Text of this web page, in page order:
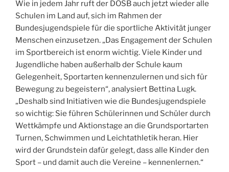
Wie in jedem Jahr ruft der DOSB auch jetzt wieder alle
Schulen im Land auf, sich im Rahmen der
Bundesjugendspiele für die sportliche Aktivität junger
Menschen einzusetzen. „Das Engagement der Schulen
im Sportbereich ist enorm wichtig. Viele Kinder und
Jugendliche haben außerhalb der Schule kaum
Gelegenheit, Sportarten kennenzulernen und sich für
Bewegung zu begeistern“, analysiert Bettina Lugk.
„Deshalb sind Initiativen wie die Bundesjugendspiele
so wichtig: Sie führen Schülerinnen und Schüler durch
Wettkämpfe und Aktionstage an die Grundsportarten
Turnen, Schwimmen und Leichtathletik heran. Hier
wird der Grundstein dafür gelegt, dass alle Kinder den
Sport – und damit auch die Vereine – kennenlernen.“